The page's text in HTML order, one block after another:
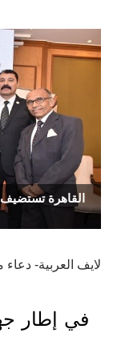
لايف العربية-
في إطار